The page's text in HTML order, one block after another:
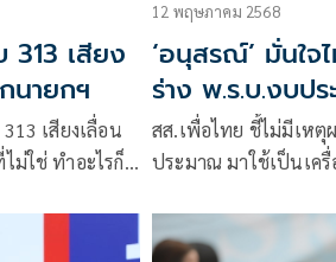
313 เสียง
นายกฯ
12 พฤษภาคม 2568
‘อนุสรณ์’ มั่นใจ
ร่าง พ.ร.บ.งบป
เสียโอกาส
สส.เพื่อไทย ชี้ไม่มีเหตุ
ประมาณ มาใช้เป็นเครื่